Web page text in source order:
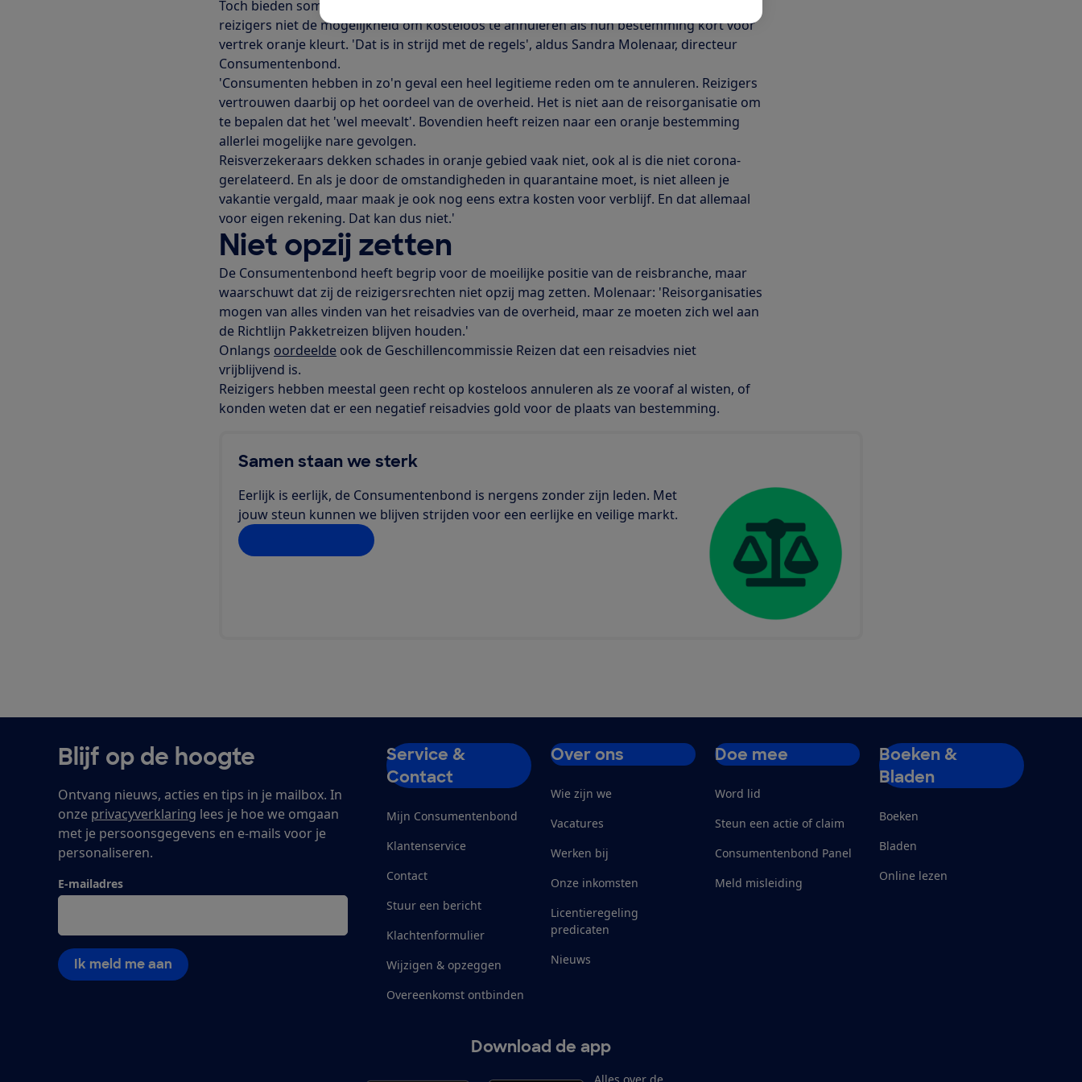
Toch bieden sommige reisorganisaties, zoals Dé VakantieDiscounter en Sunweb,
reizigers niet de mogelijkheid om kosteloos te annuleren als hun bestemming kort voor
vertrek oranje kleurt. 'Dat is in strijd met de regels', aldus Sandra Molenaar, directeur
Consumentenbond.
'Consumenten hebben in zo'n geval een heel legitieme reden om te annuleren. Reizigers
vertrouwen daarbij op het oordeel van de overheid. Het is niet aan de reisorganisatie om
te bepalen dat het 'wel meevalt'. Bovendien heeft reizen naar een oranje bestemming
allerlei mogelijke nare gevolgen.
Reisverzekeraars dekken schades in oranje gebied vaak niet, ook al is die niet corona-
gerelateerd. En als je door de omstandigheden in quarantaine moet, is niet alleen je
vakantie vergald, maar maak je ook nog eens extra kosten voor verblijf. En dat allemaal
voor eigen rekening. Dat kan dus niet.'
Niet opzij zetten
De Consumentenbond heeft begrip voor de moeilijke positie van de reisbranche, maar
waarschuwt dat zij de reizigersrechten niet opzij mag zetten. Molenaar: 'Reisorganisaties
mogen van alles vinden van het reisadvies van de overheid, maar ze moeten zich wel aan
de Richtlijn Pakketreizen blijven houden.'
Onlangs oordeelde ook de Geschillencommissie Reizen dat een reisadvies niet
vrijblijvend is.
Reizigers hebben meestal geen recht op kosteloos annuleren als ze vooraf al wisten, of
konden weten dat er een negatief reisadvies gold voor de plaats van bestemming.
Samen staan we sterk
Eerlijk is eerlijk, de Consumentenbond is nergens zonder zijn leden. Met
jouw steun kunnen we blijven strijden voor een eerlijke en veilige markt.
Blijf op de hoogte
Ontvang nieuws, acties en tips in je mailbox. In
onze privacyverklaring lees je hoe we omgaan
met je persoonsgegevens en e-mails voor je
personaliseren.
E-mailadres
Ik meld me aan
Service &
Contact
Mijn Consumentenbond
Klantenservice
Contact
Stuur een bericht
Klachtenformulier
Wijzigen & opzeggen
Overeenkomst ontbinden
Over ons
Wie zijn we
Vacatures
Werken bij
Onze inkomsten
Licentieregeling
predicaten
Nieuws
Doe mee
Word lid
Steun een actie of claim
Consumentenbond Panel
Meld misleiding
Boeken &
Bladen
Boeken
Bladen
Online lezen
Download de app